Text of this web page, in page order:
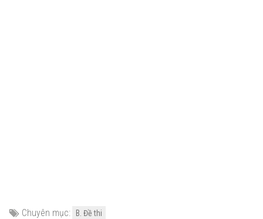
Chuyên mục: B. Đề thi